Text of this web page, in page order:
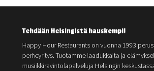
Tehdään Helsingistä hauskempi!
Happy Hour Restaurants on vuonna 1993
perheyritys. Tuotamme laadukkaita ja
musiikkiravintolapalveluja Helsingin